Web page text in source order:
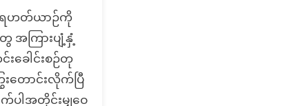
ရဟတ်ယာဉ်ကို
အကြားပျံ့နှံ့
ေါင်းစဉ်တု
းတောင်းလိုက်ပြီ
ပါအတိုင်းမျှဝေ